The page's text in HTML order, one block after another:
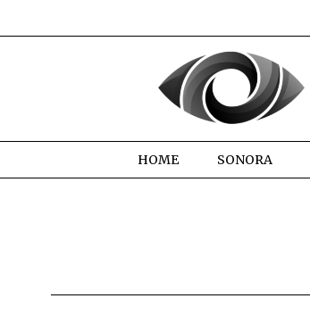
HOME SONORA